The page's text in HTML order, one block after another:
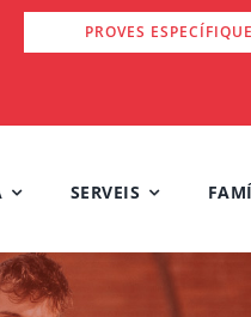
PROVES
SERVEIS